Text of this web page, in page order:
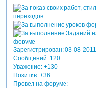
Зарегистрирован: 03-08-2011
Сообщений:120
Уважение: +130
Позитив: +36
Провел на форуме: